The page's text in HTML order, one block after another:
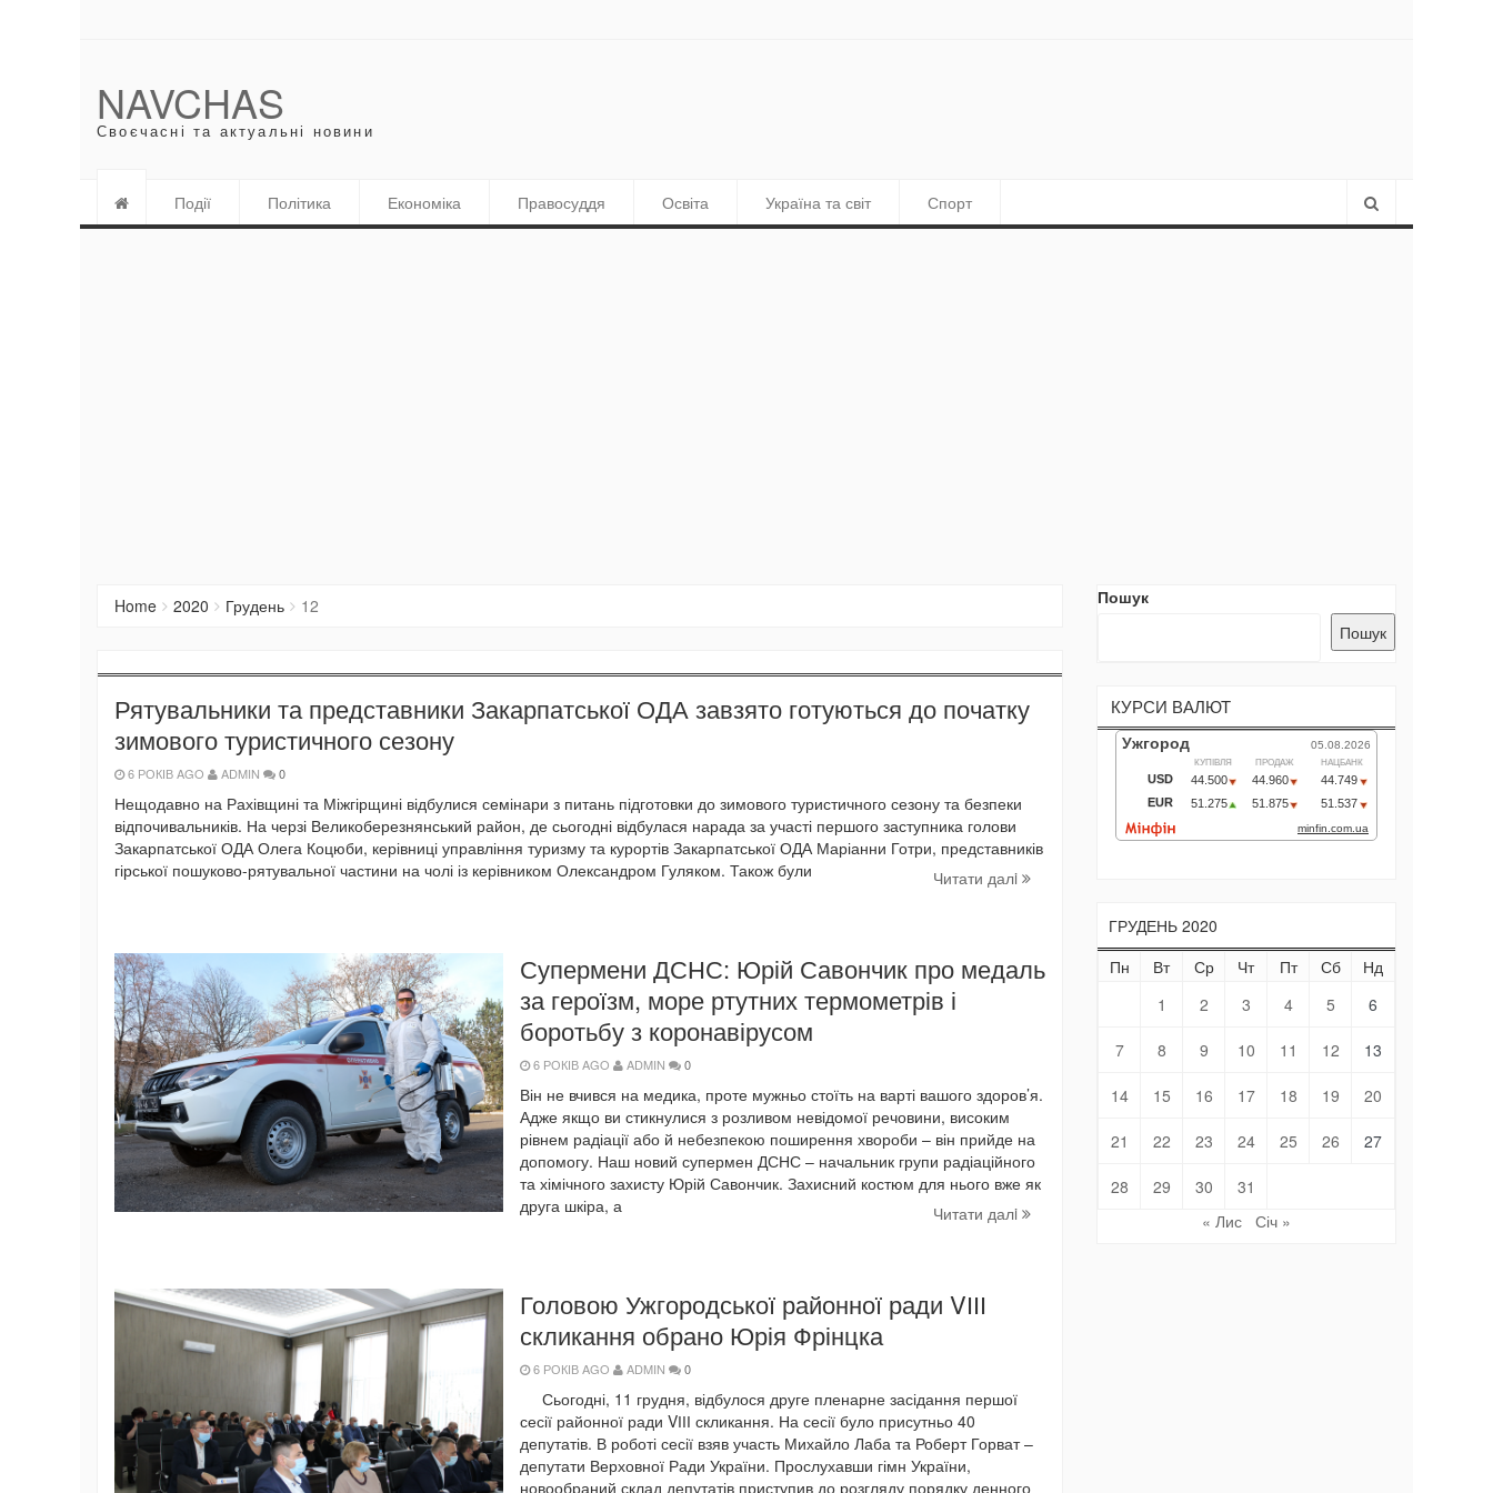
NAVCHAS
Своєчасні та актуальні новини
Події Політика Економіка Правосуддя Освіта Україна та світ Спорт
Home 2020 Грудень 12
Рятувальники та представники Закарпатської ОДА завзято готуються до початку
зимового туристичного сезону
6 РОКІВ AGO ADMIN 0
Нещодавно на Рахівщині та Міжгірщині відбулися семінари з питань підготовки до зимового туристичного сезону та безпеки
відпочивальників. На черзі Великоберезнянський район, де сьогодні відбулася нарада за участі першого заступника голови
Закарпатської ОДА Олега Коцюби, керівниці управління туризму та курортів Закарпатської ОДА Маріанни Готри, представників
гірської пошуково-рятувальної частини на чолі із керівником Олександром Гуляком. Також були
Читати далi
Супермени ДСНС: Юрій Савончик про медаль
за героїзм, море ртутних термометрів і
боротьбу з коронавірусом
6 РОКІВ AGO ADMIN 0
Він не вчився на медика, проте мужньо стоїть на варті вашого здоров’я.
Адже якщо ви стикнулися з розливом невідомої речовини, високим
рівнем радіації або й небезпекою поширення хвороби – він прийде на
допомогу. Наш новий супермен ДСНС – начальник групи радіаційного
та хімічного захисту Юрій Савончик. Захисний костюм для нього вже як
друга шкіра, а
Читати далi
Головою Ужгородської районної ради VІІІ
скликання обрано Юрія Фрінцка
6 РОКІВ AGO ADMIN 0
Сьогодні, 11 грудня, відбулося друге пленарне засідання першої
сесії районної ради VІІІ скликання. На сесії було присутньо 40
депутатів. В роботі сесії взяв участь Михайло Лаба та Роберт Горват –
депутати Верховної Ради України. Прослухавши гімн України,
новообраний склад депутатів приступив до розгляду порядку денного
Пошук
Пошук
КУРСИ ВАЛЮТ
ГРУДЕНЬ 2020
Пн
Вт Ср Чт Пт Сб
Нд
1
2 3 4 5 6
7 8 9 10 11 12 13
14 15 16 17 18 19 20
21 22 23 24 25 26 27
28 29 30
31
« Лис Січ »